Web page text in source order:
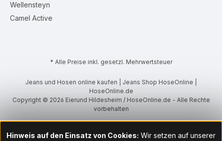
Wellensteyn
Camel Active
* Alle Preise inkl. gesetzl. Mehrwertsteuer
Jeans und Hosen online kaufen | Jeans Shop HoseOnline |
HoseOnline.de
Copyright © 2026 Eierund Hildesheim / HoseOnline.de - Alle Rechte
vorbehalten
Hinweis auf den Einsatz von Cookies: Wir setzen auf unserer